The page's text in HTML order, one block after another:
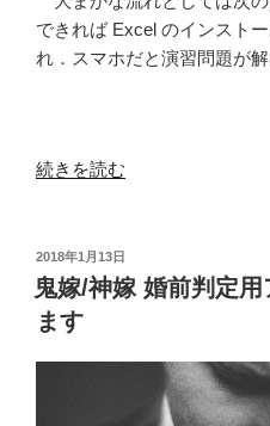
できれば Excel のインスト
れ．スマホだと演習問題が解
“Excel
ボ
ッ
ト
テ
ー
続きを読む
投
稿
日:
2018年1月13日
鬼嫁/神嫁 婚前判定
ます